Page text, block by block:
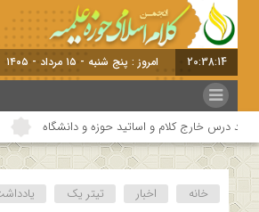
20:38:15 امروز : پنج شنبه - ۱۵ مرداد - ۱۴۰۵
خارج کلام و اساتید حوزه و دانشگاه
خانه اخبار تیتر یک